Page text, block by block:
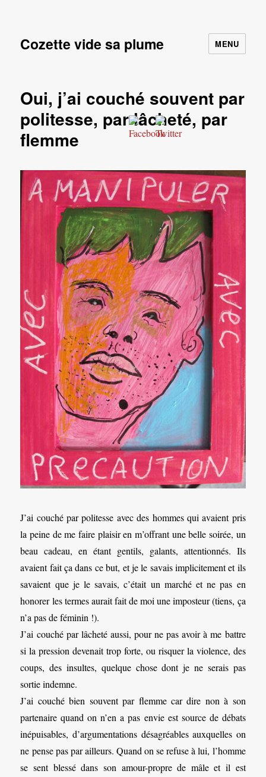
Cozette vide sa plume MENU
Oui, j’ai couché souvent par
politesse, par lâcheté, par
flemme
J’ai couché par politesse avec des hommes qui avaient pris
la peine de me faire plaisir en m’offrant une belle soirée, un
beau cadeau, en étant gentils, galants, attentionnés. Ils
avaient fait ça dans ce but, et je le savais implicitement et ils
savaient que je le savais, c’était un marché et ne pas en
honorer les termes aurait fait de moi une imposteur (tiens, ça
n’a pas de féminin !).
J’ai couché par lâcheté aussi, pour ne pas avoir à me battre
si la pression devenait trop forte, ou risquer la violence, des
coups, des insultes, quelque chose dont je ne serais pas
sortie indemne.
J’ai couché bien souvent par flemme car dire non à son
partenaire quand on n’en a pas envie est source de débats
inépuisables, d’argumentations désagréables auxquelles on
ne pense pas par ailleurs. Quand on se refuse à lui, l’homme
se sent blessé dans son amour-propre de mâle et il est